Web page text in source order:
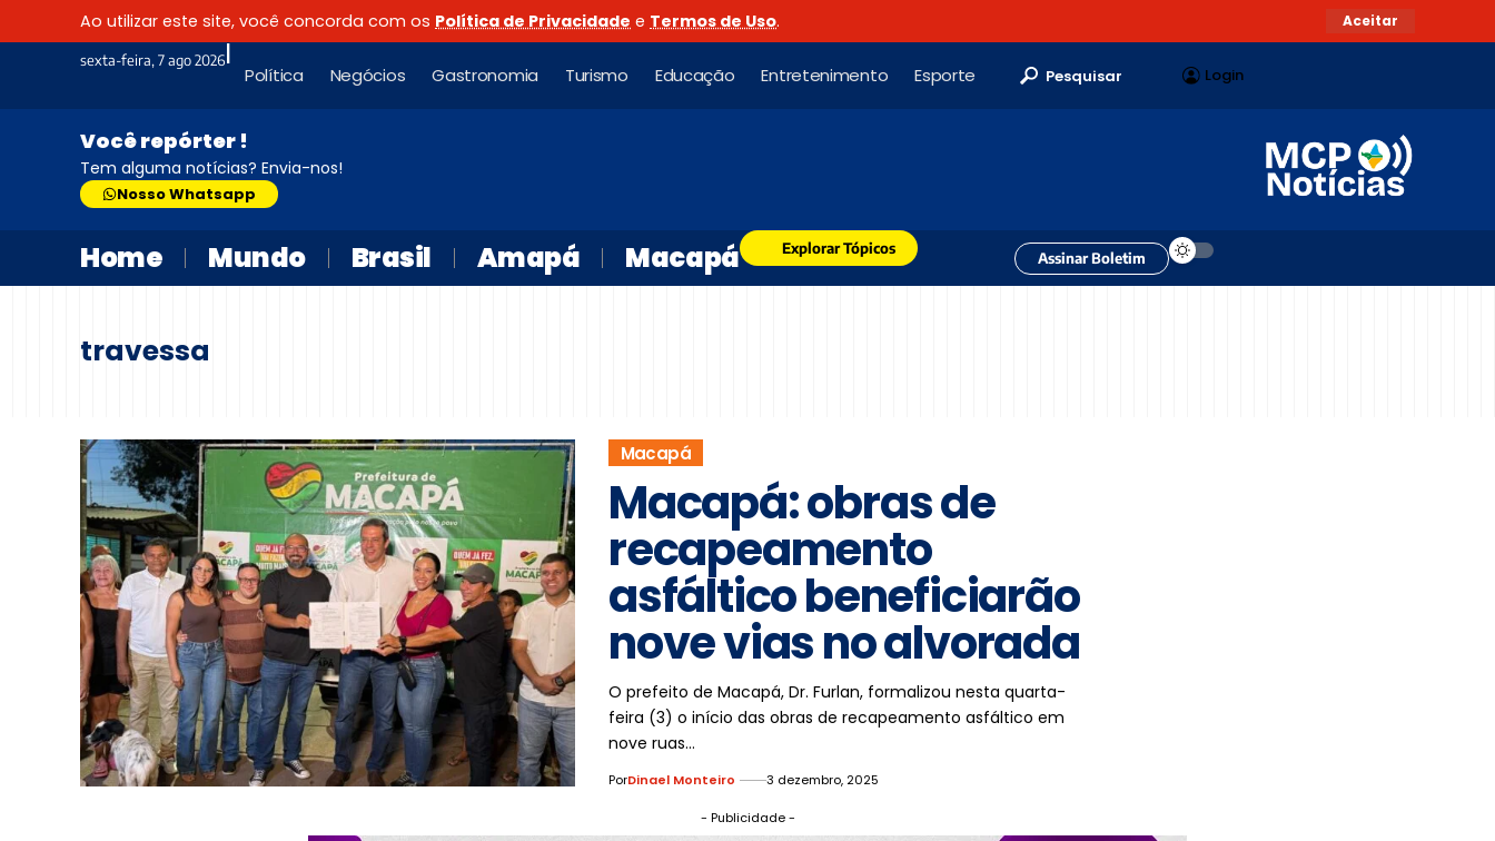
Ao utilizar este site, você concorda com os Política de Privacidade e Termos de Uso. Aceitar
sexta-feira, 7 ago 2026|
Política Negócios Gastronomia Turismo Educação Entretenimento Esporte Pesquisar Login
Você repórter !
Tem alguma notícias? Envia-nos!
Nosso Whatsapp
Home Mundo Brasil Amapá Macapá Explorar Tópicos
Assinar Boletim
travessa
Macapá
Macapá: obras de
recapeamento
asfáltico beneficiarão
nove vias no alvorada
O prefeito de Macapá, Dr. Furlan, formalizou nesta quarta-
feira (3) o início das obras de recapeamento asfáltico em
nove ruas…
PorDinael Monteiro 3 dezembro, 2025
- Publicidade -